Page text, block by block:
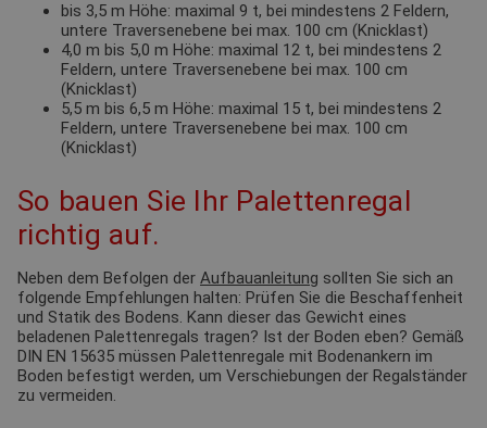
bis 3,5 m Höhe: maximal 9 t, bei mindestens 2 Feldern,
untere Traversenebene bei max. 100 cm (Knicklast)
4,0 m bis 5,0 m Höhe: maximal 12 t, bei mindestens 2
Feldern, untere Traversenebene bei max. 100 cm
(Knicklast)
5,5 m bis 6,5 m Höhe: maximal 15 t, bei mindestens 2
Feldern, untere Traversenebene bei max. 100 cm
(Knicklast)
So bauen Sie Ihr Palettenregal
richtig auf.
Neben dem Befolgen der Aufbauanleitung sollten Sie sich an
folgende Empfehlungen halten: Prüfen Sie die Beschaffenheit
und Statik des Bodens. Kann dieser das Gewicht eines
beladenen Palettenregals tragen? Ist der Boden eben? Gemäß
DIN EN 15635 müssen Palettenregale mit Bodenankern im
Boden befestigt werden, um Verschiebungen der Regalständer
zu vermeiden.